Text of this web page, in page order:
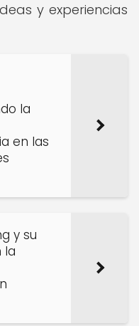
y experiencias
la
en las
y su
la